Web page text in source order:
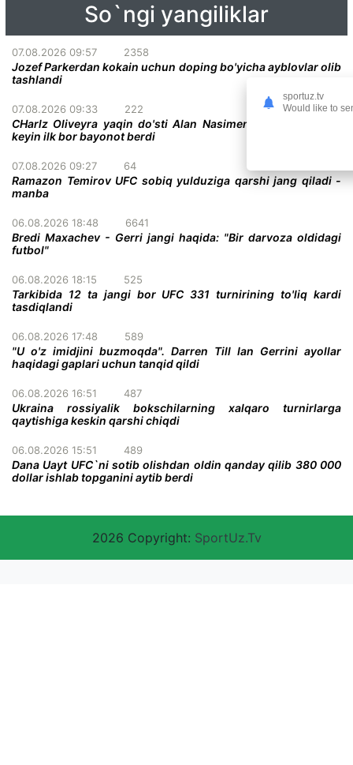
So`ngi yangiliklar
07.08.2026 09:57 2358
Jozef Parkerdan kokain uchun doping bo'yicha ayblovlar olib
tashlandi
07.08.2026 09:33 222
CHarlz Oliveyra yaqin do'sti Alan Nasimentoning vafotidan
keyin ilk bor bayonot berdi
07.08.2026 09:27 64
Ramazon Temirov UFC sobiq yulduziga qarshi jang qiladi -
manba
06.08.2026 18:48 6641
Bredi Maxachev - Gerri jangi haqida: "Bir darvoza oldidagi
futbol"
06.08.2026 18:15 525
Tarkibida 12 ta jangi bor UFC 331 turnirining to'liq kardi
tasdiqlandi
06.08.2026 17:48 589
"U o'z imidjini buzmoqda". Darren Till Ian Gerrini ayollar
haqidagi gaplari uchun tanqid qildi
06.08.2026 16:51 487
Ukraina rossiyalik bokschilarning xalqaro turnirlarga
qaytishiga keskin qarshi chiqdi
06.08.2026 15:51 489
Dana Uayt UFC`ni sotib olishdan oldin qanday qilib 380 000
dollar ishlab topganini aytib berdi
2026 Copyright: SportUz.Tv
sportuz.tv
Would like to